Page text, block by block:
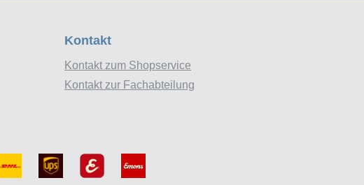
Kontakt
Kontakt zum Shopservice
Kontakt zur Fachabteilung